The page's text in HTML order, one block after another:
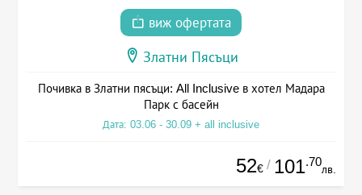
виж офертата
Златни Пясъци
Почивка в Златни пясъци: All Inclusive в хотел Мадара
Парк с басейн
Дата: 03.06 - 30.09 + all inclusive
52€ / 101.70
лв.